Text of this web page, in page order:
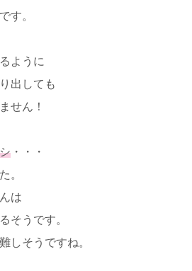
です。
ように
出しても
せん！
・・・
。
は
そうです。
しそうですね。